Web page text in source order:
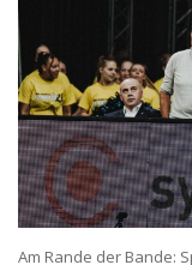
Am Rande der Bande: